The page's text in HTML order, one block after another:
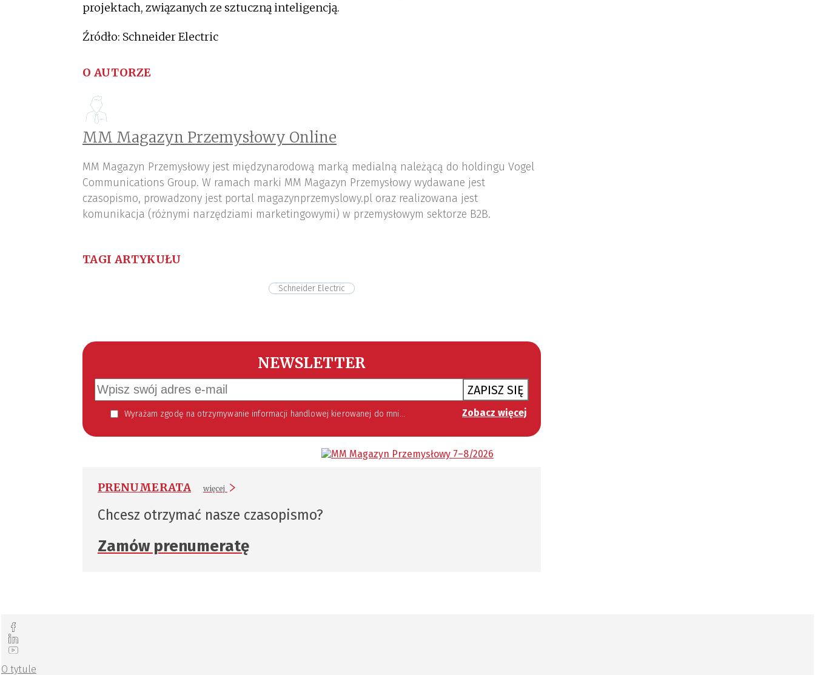
projektach, związanych ze sztuczną inteligencją.
Źródło: Schneider Electric
O AUTORZE
MM Magazyn Przemysłowy Online
MM Magazyn Przemysłowy jest międzynarodową marką medialną należącą do holdingu Vogel
Communications Group. W ramach marki MM Magazyn Przemysłowy wydawane jest
czasopismo, prowadzony jest portal magazynprzemyslowy.pl oraz realizowana jest
komunikacja (różnymi narzędziami marketingowymi) w przemysłowym sektorze B2B.
TAGI ARTYKUŁU
Schneider Electric
NEWSLETTER
ZAPISZ SIĘ
Wyrażam zgodę na otrzymywanie informacji handlowej kierowanej do mnie za pomocą środków komunikacji elektronicznej w szczególności poczty elektronicznej zgodnie z przepisem art. 10 ust 2 ustawy z dnia 18 lipca 2002 roku o świadczeniu usług drogą elektroniczną (Dz. U. 144 z 2002 r. poz. 1204). Zgoda jest dobrowolna, jednak jej wyrażenie jest konieczne, aby otrzymywać newsletter. Zobacz więcej
PRENUMERATA więcej
Chcesz otrzymać nasze czasopismo?
Zamów prenumeratę
O tytule